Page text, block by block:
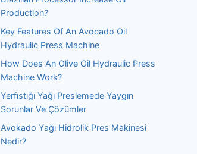
Production?
Key Features Of An Avocado Oil
Hydraulic Press Machine
How Does An Olive Oil Hydraulic Press
Machine Work?
Yerfıstığı Yağı Preslemede Yaygın
Sorunlar Ve Çözümler
Avokado Yağı Hidrolik Pres Makinesi
Nedir?